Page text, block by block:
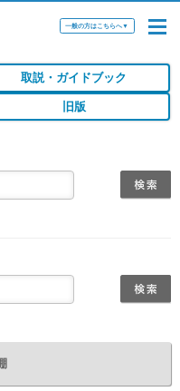
一般の方はこちらへ▼
取説・ガイドブック
旧版